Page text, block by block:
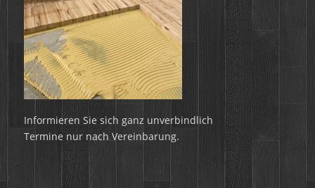
Informieren Sie sich ganz unverbindlich
Termine nur nach Vereinbarung.